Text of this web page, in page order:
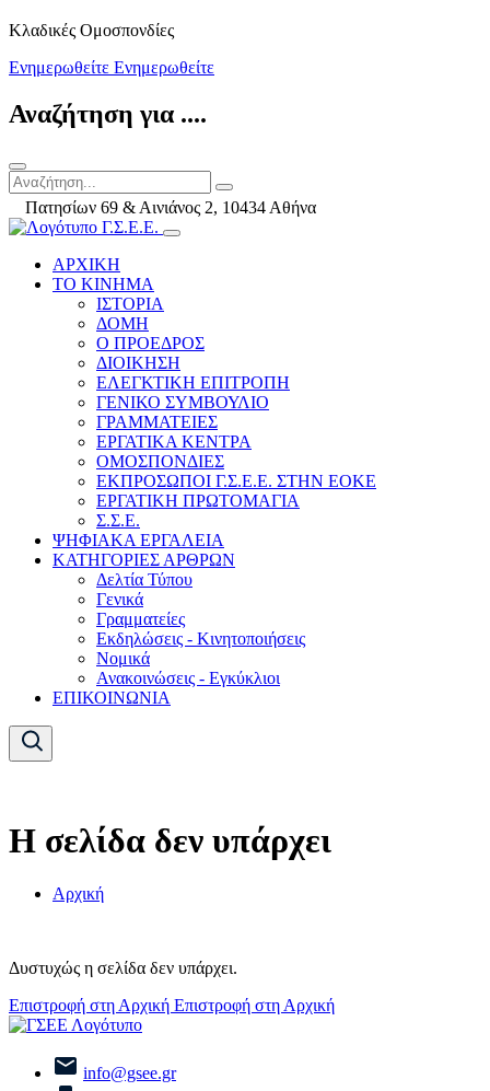
Kλαδικές Ομοσπονδίες
Ενημερωθείτε Ενημερωθείτε
Αναζήτηση για ....
Πατησίων 69 & Αινιάνος 2, 10434 Αθήνα
ΑΡΧΙΚΗ
ΤΟ ΚΙΝΗΜΑ
ΙΣΤΟΡΙΑ
ΔΟΜΗ
Ο ΠΡΟΕΔΡΟΣ
ΔΙΟΙΚΗΣΗ
ΕΛΕΓΚΤΙΚΗ ΕΠΙΤΡΟΠΗ
ΓΕΝΙΚΟ ΣΥΜΒΟΥΛΙΟ
ΓΡΑΜΜΑΤΕΙΕΣ
ΕΡΓΑΤΙΚΑ ΚΕΝΤΡΑ
ΟΜΟΣΠΟΝΔΙΕΣ
ΕΚΠΡΟΣΩΠΟΙ Γ.Σ.Ε.Ε. ΣΤΗΝ ΕΟΚΕ
ΕΡΓΑΤΙΚΗ ΠΡΩΤΟΜΑΓΙΑ
Σ.Σ.Ε.
ΨΗΦΙΑΚΑ ΕΡΓΑΛΕΙΑ
ΚΑΤΗΓΟΡΙΕΣ ΑΡΘΡΩΝ
Δελτία Τύπου
Γενικά
Γραμματείες
Εκδηλώσεις - Κινητοποιήσεις
Νομικά
Ανακοινώσεις - Εγκύκλιοι
ΕΠΙΚΟΙΝΩΝΙΑ
Η σελίδα δεν υπάρχει
Αρχική
Δυστυχώς η σελίδα δεν υπάρχει.
Επιστροφή στη Αρχική Επιστροφή στη Αρχική
info@gsee.gr